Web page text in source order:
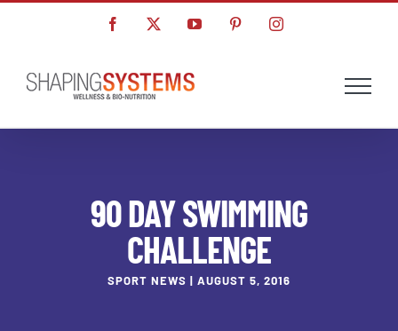
Facebook YouTube PinterestInstagram
90 DAY SWIMMING
CHALLENGE
SPORT NEWS | AUGUST 5, 2016